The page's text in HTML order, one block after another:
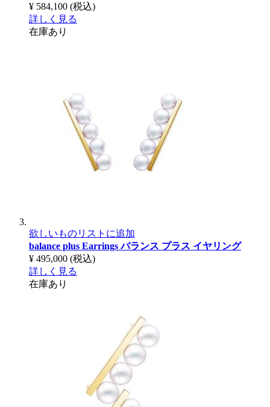
¥ 584,100 (税込)
詳しく見る
在庫あり
欲しいものリストに追加
balance plus Earringsバランス プラス イヤリング
¥ 495,000 (税込)
詳しく見る
在庫あり